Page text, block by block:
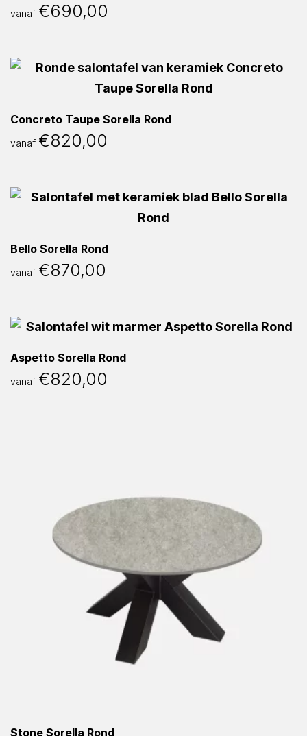
vanaf €690,00
Concreto Taupe Sorella Rond
vanaf €820,00
Bello Sorella Rond
vanaf €870,00
Aspetto Sorella Rond
vanaf €820,00
Stone Sorella Rond